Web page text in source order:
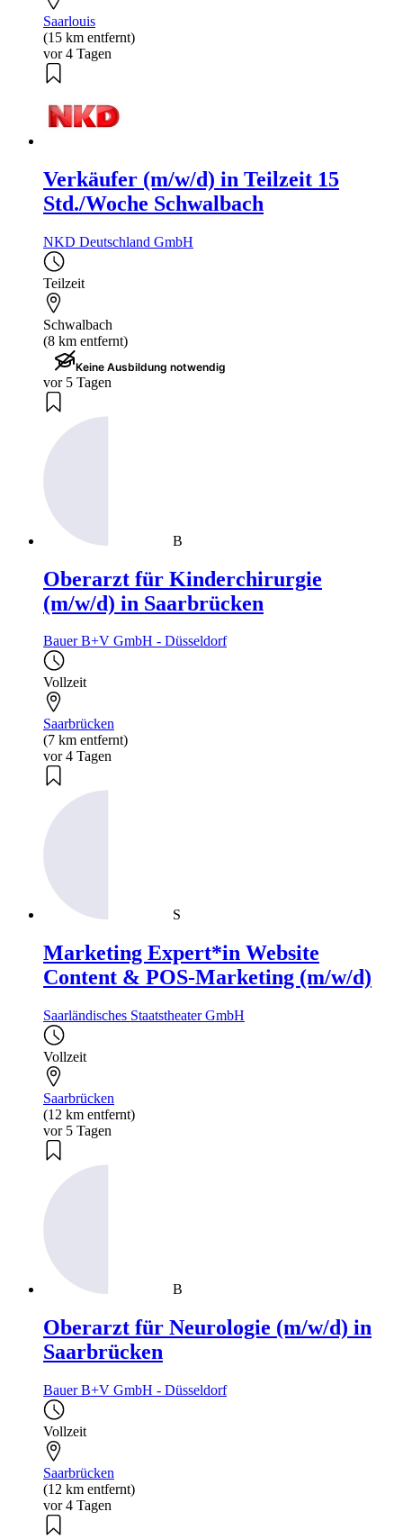
Saarlouis
(15 km entfernt)
vor 4 Tagen
Verkäufer (m/w/d) in Teilzeit 15
Std./Woche Schwalbach
NKD Deutschland GmbH
Teilzeit
Schwalbach
(8 km entfernt)
Keine Ausbildung notwendig
vor 5 Tagen
B
Oberarzt für Kinderchirurgie
(m/w/d) in Saarbrücken
Bauer B+V GmbH - Düsseldorf
Vollzeit
Saarbrücken
(7 km entfernt)
vor 4 Tagen
S
Marketing Expert*in Website
Content & POS-Marketing (m/w/d)
Saarländisches Staatstheater GmbH
Vollzeit
Saarbrücken
(12 km entfernt)
vor 5 Tagen
B
Oberarzt für Neurologie (m/w/d) in
Saarbrücken
Bauer B+V GmbH - Düsseldorf
Vollzeit
Saarbrücken
(12 km entfernt)
vor 4 Tagen